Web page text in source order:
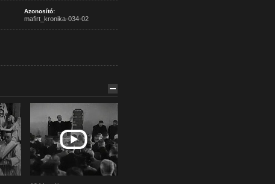
Azonosító:
mafirt_kronika-034-02